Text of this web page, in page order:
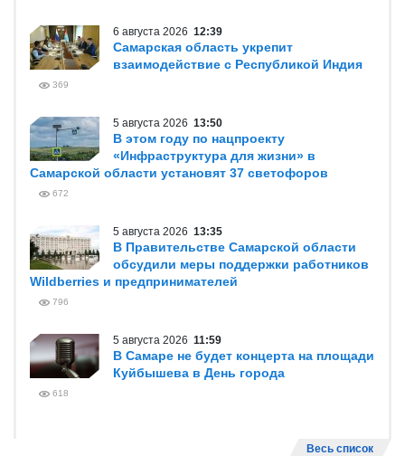
6 августа 2026 12:39
Самарская область укрепит
взаимодействие с Республикой Индия
369
5 августа 2026 13:50
В этом году по нацпроекту
«Инфраструктура для жизни» в
Самарской области установят 37 светофоров
672
5 августа 2026 13:35
В Правительстве Самарской области
обсудили меры поддержки работников
Wildberries и предпринимателей
796
5 августа 2026 11:59
В Самаре не будет концерта на площади
Куйбышева в День города
618
Весь список